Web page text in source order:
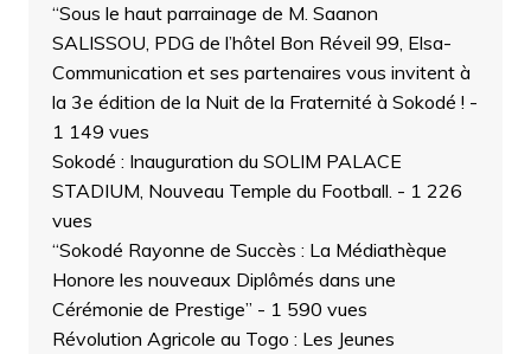
“Sous le haut parrainage de M. Saanon
SALISSOU, PDG de l’hôtel Bon Réveil 99, Elsa-
Communication et ses partenaires vous invitent à
la 3e édition de la Nuit de la Fraternité à Sokodé ! -
1 149 vues
Sokodé : Inauguration du SOLIM PALACE
STADIUM, Nouveau Temple du Football. - 1 226
vues
“Sokodé Rayonne de Succès : La Médiathèque
Honore les nouveaux Diplômés dans une
Cérémonie de Prestige” - 1 590 vues
Révolution Agricole au Togo : Les Jeunes